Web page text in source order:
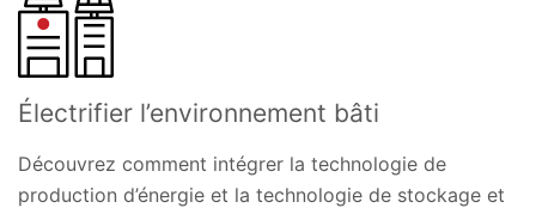
Électrifier l’environnement bâti
Découvrez comment intégrer la technologie de
production d’énergie et la technologie de stockage et